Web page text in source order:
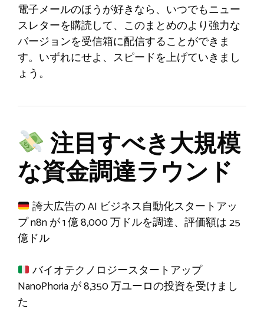
電子メールのほうが好きなら、いつでもニュー
スレターを購読して、このまとめのより強力な
バージョンを受信箱に配信することができま
す。いずれにせよ、スピードを上げていきまし
ょう。
注目すべき大規模
な資金調達ラウンド
誇大広告の AI ビジネス自動化スタートアッ
プ n8n が 1 億 8,000 万ドルを調達、評価額は 25
億ドル
バイオテクノロジースタートアップ
NanoPhoria が 8,350 万ユーロの投資を受けまし
た